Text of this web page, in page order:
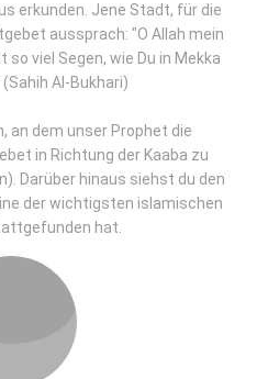
erkunden. Jene Stadt, für die
aussprach: "O Allah mein
so viel Segen, wie Du in Mekka
Al-Bukhari)
an dem unser Prophet die
in Richtung der Kaaba zu
Darüber hinaus siehst du den
der wichtigsten islamischen
hat.